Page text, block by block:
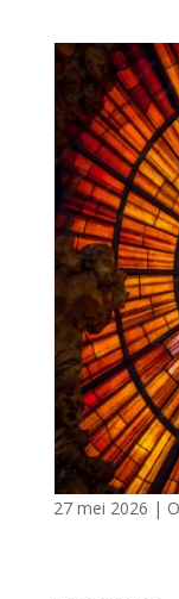
27 mei 2026 |